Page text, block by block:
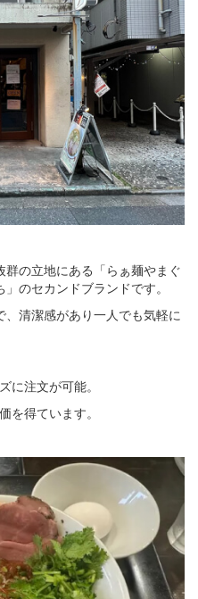
の立地にある「らぁ麺やまぐ
のセカンドブランドです。
清潔感があり一人でも気軽に
に注文が可能。
を得ています。